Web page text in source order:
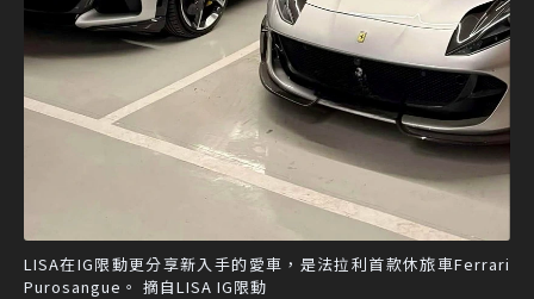
LISA在IG限動更分享新入手的愛車，是法拉利首款休旅車Ferrari
Purosangue。 摘自LISA IG限動